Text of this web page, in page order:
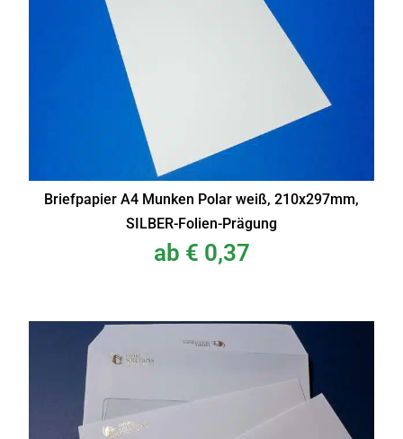
Briefpapier A4 Munken Polar weiß, 210x297mm,
SILBER-Folien-Prägung
ab € 0,37